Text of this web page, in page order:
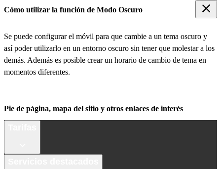
Cómo utilizar la función de Modo Oscuro
Se puede configurar el móvil para que cambie a un tema oscuro y
así poder utilizarlo en un entorno oscuro sin tener que molestar a los
demás. Además es posible crear un horario de cambio de tema en
momentos diferentes.
Pie de página, mapa del sitio y otros enlaces de interés